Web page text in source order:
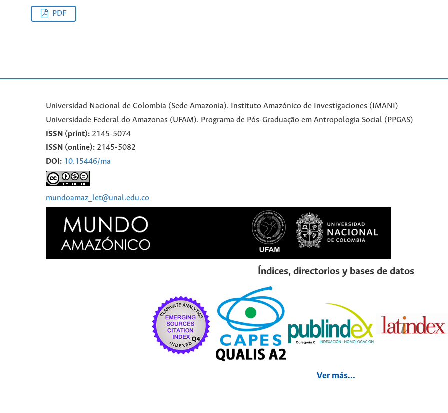
PDF
Universidad Nacional de Colombia (Sede Amazonia). Instituto Amazónico de Investigaciones (IMANI)
Universidade Federal do Amazonas (UFAM). Programa de Pós-Graduação em Antropologia Social (PPGAS)
ISSN (print): 2145-5074
ISSN (online): 2145-5082
DOI: 10.15446/ma
mundoamaz_let@unal.edu.co
Índices, directorios y bases de datos
Ver más...